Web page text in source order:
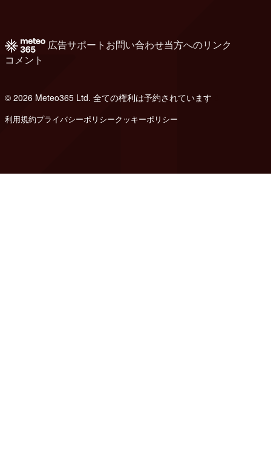
広告サポート お問い合わせ当方へのリンク
コメント
© 2026 Meteo365 Ltd. 全ての権利は予約されています
利用規約プライバシーポリシークッキーポリシー